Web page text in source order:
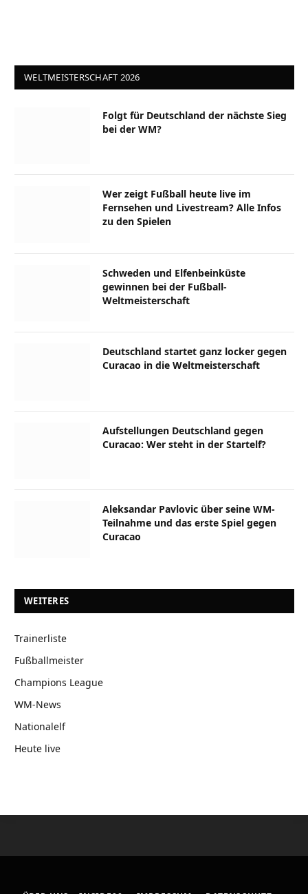
WELTMEISTERSCHAFT 2026
Folgt für Deutschland der nächste Sieg
bei der WM?
Wer zeigt Fußball heute live im
Fernsehen und Livestream? Alle Infos
zu den Spielen
Schweden und Elfenbeinküste
gewinnen bei der Fußball-
Weltmeisterschaft
Deutschland startet ganz locker gegen
Curacao in die Weltmeisterschaft
Aufstellungen Deutschland gegen
Curacao: Wer steht in der Startelf?
Aleksandar Pavlovic über seine WM-
Teilnahme und das erste Spiel gegen
Curacao
WEITERES
Trainerliste
Fußballmeister
Champions League
WM-News
Nationalelf
Heute live